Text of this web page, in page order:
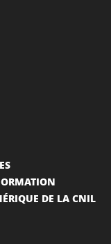
DE LA CNIL